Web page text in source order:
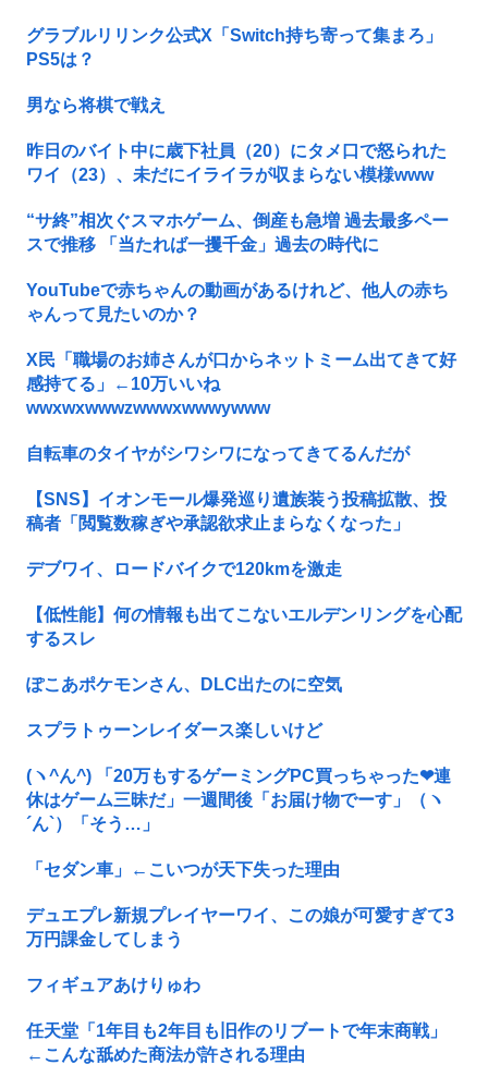
グラブルリリンク公式X「Switch持ち寄って集まろ」
PS5は？
男なら将棋で戦え
昨日のバイト中に歳下社員（20）にタメ口で怒られた
ワイ（23）、未だにイライラが収まらない模様www
“サ終”相次ぐスマホゲーム、倒産も急増 過去最多ペー
スで推移 「当たれば一攫千金」過去の時代に
YouTubeで赤ちゃんの動画があるけれど、他人の赤ち
ゃんって見たいのか？
X民「職場のお姉さんが口からネットミーム出てきて好
感持てる」←10万いいね
wwxwxwwwzwwwxwwwywww
自転車のタイヤがシワシワになってきてるんだが
【SNS】イオンモール爆発巡り遺族装う投稿拡散、投
稿者「閲覧数稼ぎや承認欲求止まらなくなった」
デブワイ、ロードバイクで120kmを激走
【低性能】何の情報も出てこないエルデンリングを心配
するスレ
ぽこあポケモンさん、DLC出たのに空気
スプラトゥーンレイダース楽しいけど
(ヽ^ん^) 「20万もするゲーミングPC買っちゃった❤連
休はゲーム三昧だ」一週間後「お届け物でーす」（ヽ
´ん`）「そう…」
「セダン車」←こいつが天下失った理由
デュエプレ新規プレイヤーワイ、この娘が可愛すぎて3
万円課金してしまう
フィギュアあけりゅわ
任天堂「1年目も2年目も旧作のリブートで年末商戦」
←こんな舐めた商法が許される理由